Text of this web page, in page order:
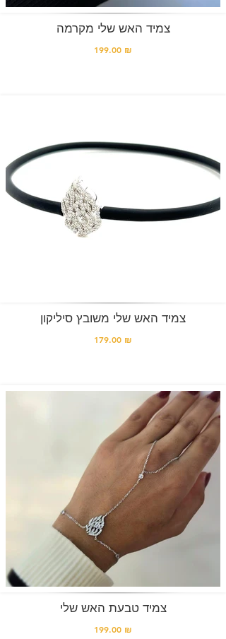
צמיד האש שלי מקרמה
199.00 ₪
צמיד האש שלי משובץ סיליקון
179.00 ₪
צמיד טבעת האש שלי
199.00 ₪